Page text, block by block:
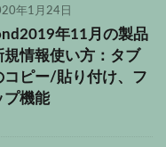
年1月24日
年11月の製品
規情報使い方：タブ
コピー/貼り付け、フ
プ機能